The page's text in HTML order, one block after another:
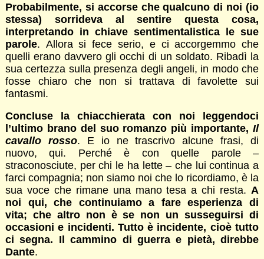
Probabilmente, si accorse che qualcuno di noi (io
stessa) sorrideva al sentire questa cosa,
interpretando in chiave sentimentalistica le sue
parole. Allora si fece serio, e ci accorgemmo che
quelli erano davvero gli occhi di un soldato. Ribadì la
sua certezza sulla presenza degli angeli, in modo che
fosse chiaro che non si trattava di favolette sui
fantasmi.
Concluse la chiacchierata con noi leggendoci
l’ultimo brano del suo romanzo più importante,Il
cavallo rosso. E io ne trascrivo alcune frasi, di
nuovo, qui. Perché è con quelle parole –
straconosciute, per chi le ha lette – che lui continua a
farci compagnia; non siamo noi che lo ricordiamo, è la
sua voce che rimane una mano tesa a chi resta.A
noi qui, che continuiamo a fare esperienza di
vita; che altro non è se non un susseguirsi di
occasioni e incidenti. Tutto è incidente, cioè tutto
ci segna. Il cammino di guerra e pietà, direbbe
Dante.